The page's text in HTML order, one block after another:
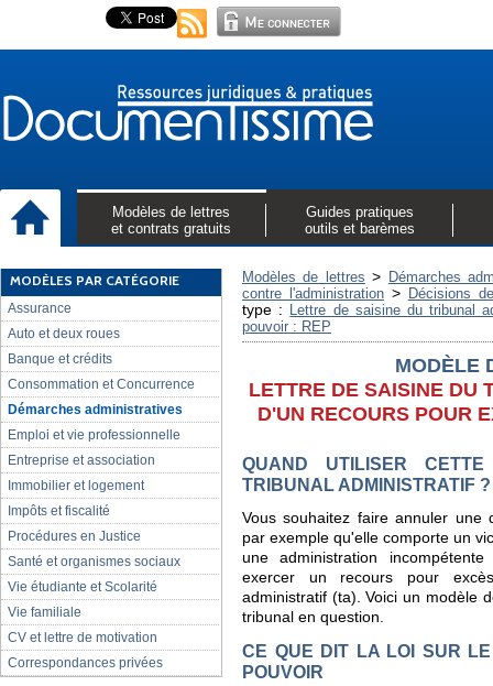
Modèles de lettres
et contrats gratuits
Guides pratiques
outils et barèmes
MODÈLES PAR CATÉGORIE
Assurance
Auto et deux roues
Banque et crédits
Consommation et Concurrence
Démarches administratives
Emploi et vie professionnelle
Entreprise et association
Immobilier et logement
Impôts et fiscalité
Procédures en Justice
Santé et organismes sociaux
Vie étudiante et Scolarité
Vie familiale
CV et lettre de motivation
Correspondances privées
Modèles de lettres >
Démarches
contre l'administration> Décisions
type :
Lettre de saisine du tribunal
pouvoir : REP
MODÈLE
LETTRE DE SAISINE DU
D'UN RECOURS POUR
QUAND UTILISER
TRIBUNAL ADMINISTRATIF ?
Vous souhaitez faire annuler une
par exemple qu'elle comporte un
une administration
exercer un recours pour
administratif (ta). Voici un modèle
tribunal en question.
CE QUE DIT LA LOI SUR
POUVOIR